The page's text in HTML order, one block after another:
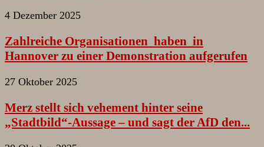
4 Dezember 2025
Zahlreiche Organisationen haben in
Hannover zu einer Demonstration aufgerufen
27 Oktober 2025
Merz stellt sich vehement hinter seine
„Stadtbild“-Aussage – und sagt der AfD den...